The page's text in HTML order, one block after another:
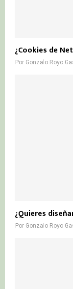
¿Cookies de
Por Gonzalo Royo
¿Quieres
Por Gonzalo Royo